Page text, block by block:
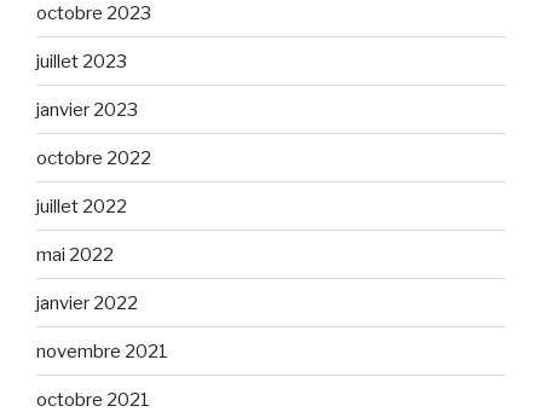
octobre 2023
juillet 2023
janvier 2023
octobre 2022
juillet 2022
mai 2022
janvier 2022
novembre 2021
octobre 2021